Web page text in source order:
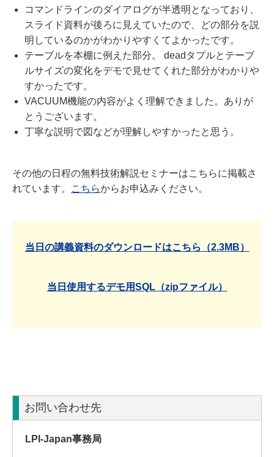
コマンドラインのダイアログが半透明となっており、
スライド資料が後ろに見えていたので、どの部分を説
明しているのかがわかりやすくてよかったです。
テーブルを本棚に例えた部分。 deadタプルとテーブ
ルサイズの変化をデモで見せてくれた部分がわかりや
すかったです。
VACUUM機能の内容がよく理解できました。ありが
とうございます。
丁寧な説明で図などが理解しやすかったと思う。
その他の日程の無料技術解説セミナーはこちらに掲載さ
れています。
こちらからお申込みください。
当日の講義資料のダウンロードはこちら（2.3MB）
当日使用するデモ用SQL（zipファイル）
お問い合わせ先
LPI-Japan事務局